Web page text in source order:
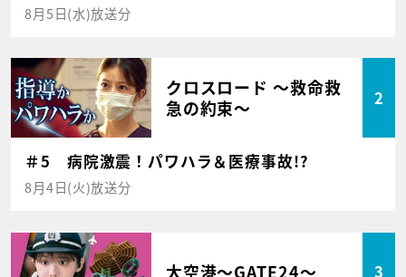
8月5日(水)放送分
クロスロード ～救命救
急の約束～
2
＃5 病院激震！パワハラ＆医療事故!?
8月4日(火)放送分
大空港～GATE24～ 3